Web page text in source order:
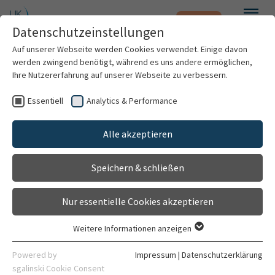
Zum Hauptinhalt springen Notfall
Patienten & Besucher
Kliniken & Institute
Forschung
Karriere
AG Extrakorporale Zirkulation
Forschungseinrichtung
Gehört zu
Forschungslabor Herzchirurgie
Kontaktdaten
Datenschutzeinstellungen
Auf unserer Webseite werden Cookies verwendet. Einige davon
werden zwingend benötigt, während es uns andere ermöglichen,
Ihre Nutzererfahrung auf unserer Webseite zu verbessern.
Essentiell Analytics & Performance
Alle akzeptieren
Speichern & schließen
Nur essentielle Cookies akzeptieren
Essentielle Cookies werden für grundlegende Funktionen der
Webseite benötigt. Dadurch ist gewährleistet, dass die
Weitere Informationen anzeigen
Powered by
sgalinski Cookie Consent
Impressum | Datenschutzerklärung